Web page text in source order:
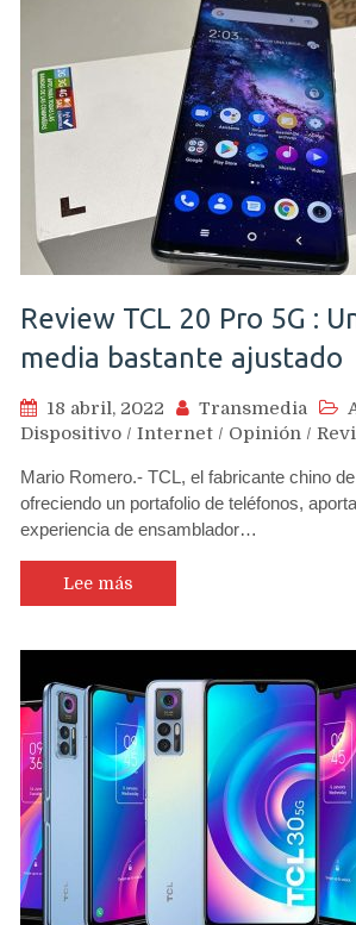
Review TCL 20 Pro 5G :
media bastante ajustado
18 abril, 2022 Transmedia
Dispositivo / Internet / Opinión /
Mario Romero.- TCL, el fabricante chino
ofreciendo un portafolio de teléfonos,
experiencia de ensamblador…
Lee más